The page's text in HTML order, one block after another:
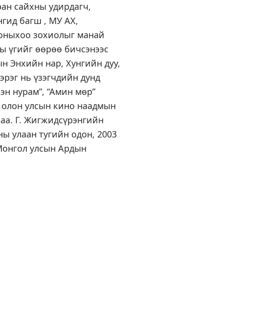
сайхны удирдагч,
багш , МУ АХ,
зохиолыг манай
үгийг өөрөө бичсэнээс
Энхийн нар, Хунгийн дуу,
нь үзэгчдийн дунд
нурам”, “Амин мөр”
улсын кино наадмын
Г. Жигжидсүрэнгийн
улаан тугийн одон, 2003
улсын Ардын